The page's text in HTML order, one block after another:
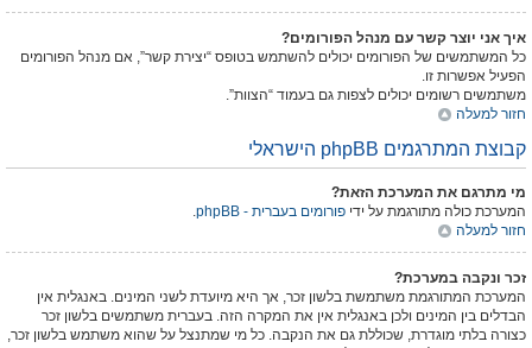
איך אני יוצר קשר עם מנהל הפורומים?
כל המשתמשים של הפורומים יכולים להשתמש בטופס “יצירת קשר”, אם מנהל הפורומים
הפעיל אפשרות זו.
משתמשים רשומים יכולים לצפות גם בעמוד “הצוות”.
חזור למעלה
קבוצת המתרגמים phpBB הישראלי
מי מתרגם את המערכת הזאת?
המערכת כולה מתורגמת על ידי phpBB - פורומים בעברית
.
חזור למעלה
זכר ונקבה במערכת?
המערכת המתורגמת משתמשת בלשון זכר, אך היא מיועדת לשני המינים. באנגלית אין
הבדלים בין המינים ולכן באנגלית אין את המקרה הזה. בעברית משתמשים בלשון זכר
כצורה בלתי מוגדרת, שכוללת גם את הנקבה. כל מי שמתנצל על שהוא משתמש בלשון זכר,